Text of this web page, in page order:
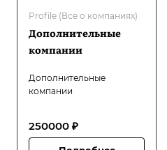
Profile (Все о компаниях)
Дополнительные
компании
Дополнительные
компании
250000 ₽